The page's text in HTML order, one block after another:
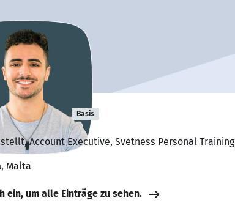
Falzon Basis
Account Executive, Svetness Personal Training
, Malta
ein, um alle Einträge zu sehen.